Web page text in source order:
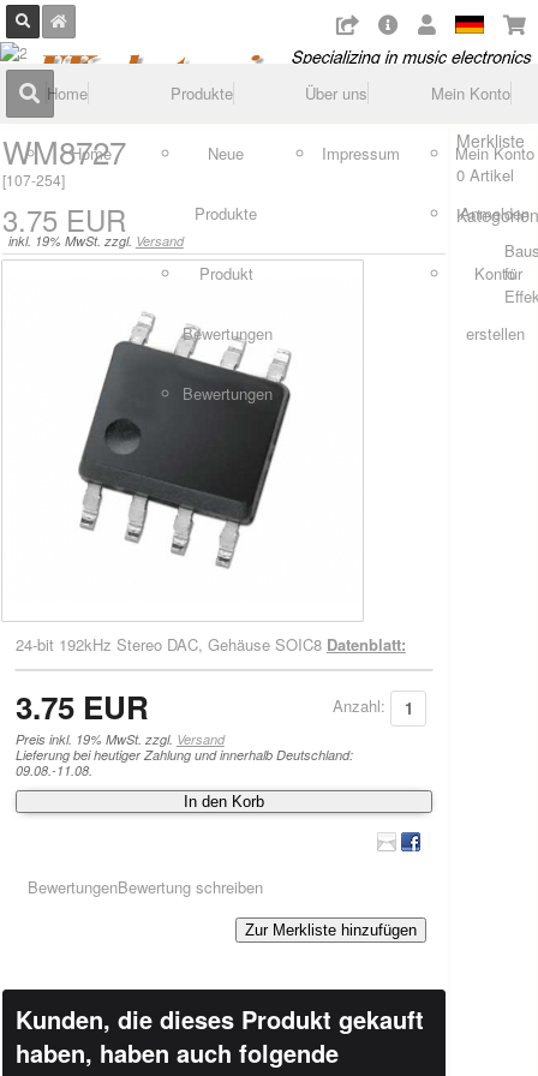
Home
Home
Produkte
Neue
Produkte
Produkt
Bewertungen
Bewertungen
Über uns
Impressum
Mein Konto
Mein Konto
Anmelden
Konto
erstellen
WM8727
[107-254]
3.75 EUR
inkl. 19% MwSt. zzgl. Versand
24-bit 192kHz Stereo DAC, Gehäuse SOIC8 Datenblatt:
Anzahl:
3.75 EUR
Preis inkl. 19% MwSt. zzgl. Versand
Lieferung bei heutiger Zahlung und innerhalb Deutschland:
09.08.-11.08.
In den Korb
BewertungenBewertung schreiben
Zur Merkliste hinzufügen
Kunden, die dieses Produkt gekauft
haben, haben auch folgende
Merkliste
0 Artikel
für